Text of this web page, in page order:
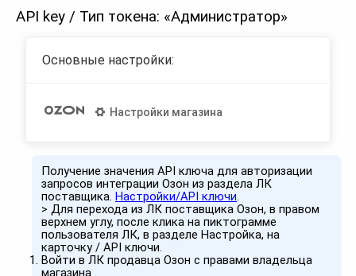
API key / Тип токена: «Администратор»
Основные настройки:
Настройки магазина
Получение значения API ключа для авторизации
запросов интеграции Озон из раздела ЛК
поставщика. Настройки/API ключи.
> Для перехода из ЛК поставщика Озон, в правом
верхнем углу, после клика на пиктограмме
пользователя ЛК, в разделе Настройка, на
карточку / API ключи.
Войти в ЛК продавца Озон с правами владельца
магазина.